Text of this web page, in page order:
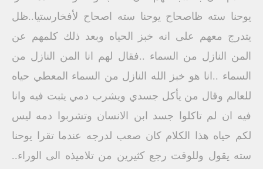
يوحنا سته ظاصحاح يوحنا سته اصحاح لأفخارستيا..ظل
يتدرج معهم على انه خبز الحياه وبعد ذلك كلمهم عن
المن النازل من السماء ..فقال لهم انا المن النازل من
السماء ..انا هو خبز الله النازل من السماء المعطي حياه
للعالم وقال من يأكل جسدي ويشرب دمي يثبت فيه وانا
فيه ان لم تاكلوا جسد ابن الانسان وتشربوا دمه ليس
لكم حياه هذا الكلام كان صعب لدرجه عندما تقرا يوحنا
سته يقول وللوقت رجع كثيرين من تلاميذه الى الوراء..